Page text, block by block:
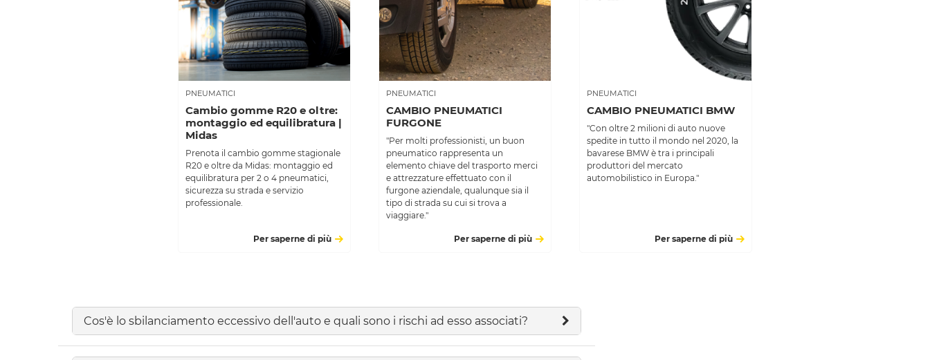
PNEUMATICI
Cambio gomme R20 e oltre:
montaggio ed equilibratura |
Midas
Prenota il cambio gomme stagionale
R20 e oltre da Midas: montaggio ed
equilibratura per 2 o 4 pneumatici,
sicurezza su strada e servizio
professionale.
Per saperne di più
PNEUMATICI
CAMBIO PNEUMATICI
FURGONE
"Per molti professionisti, un buon
pneumatico rappresenta un
elemento chiave del trasporto merci
e attrezzature effettuato con il
furgone aziendale, qualunque sia il
tipo di strada su cui si trova a
viaggiare."
Per saperne di più
PNEUMATICI
CAMBIO PNEUMATICI BMW
"Con oltre 2 milioni di auto nuove
spedite in tutto il mondo nel 2020, la
bavarese BMW è tra i principali
produttori del mercato
automobilistico in Europa."
Per saperne di più
Cos'è lo sbilanciamento eccessivo dell'auto e quali sono i rischi ad esso associati?